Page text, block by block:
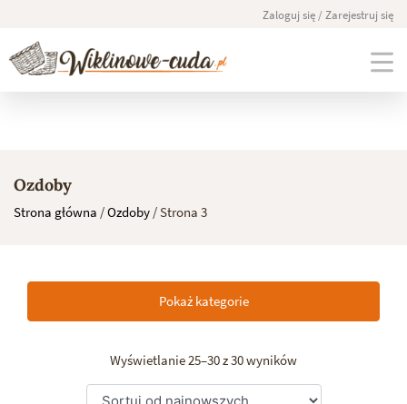
content
Zaloguj się / Zarejestruj się
Ozdoby
Strona główna /Ozdoby / Strona 3
Pokaż kategorie
Wyświetlanie 25–30 z 30 wyników